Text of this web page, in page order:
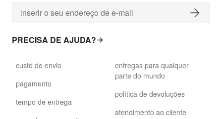
PRECISA DE AJUDA?
custo de envio
pagamento
tempo de entrega
entregas para qualquer
parte do mundo
política de devoluções
atendimento ao cliente